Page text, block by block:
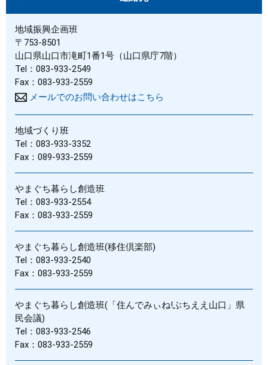
地域振興企画班
〒753-8501
山口県山口市滝町1番1号（山口県庁7階）
Tel：083-933-2549
Fax：083-933-2559
メールでのお問い合わせはこちら
地域づくり班
Tel：083-933-3352
Fax：089-933-2559
やまぐち暮らし創造班
Tel：083-933-2554
Fax：083-933-2559
やまぐち暮らし創造班(移住倶楽部)
Tel：083-933-2540
Fax：083-933-2559
やまぐち暮らし創造班(「住んでみぃね!ぶちええ山口」県
民会議)
Tel：083-933-2546
Fax：083-933-2559